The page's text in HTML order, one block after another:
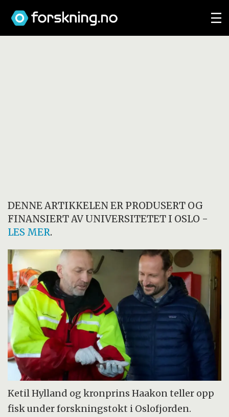
DENNE ARTIKKELEN ER PRODUSERT OG
FINANSIERT AV UNIVERSITETET I OSLO -
LES MER.
Ketil Hylland og kronprins Haakon teller opp
fisk under forskningstokt i Oslofjorden.